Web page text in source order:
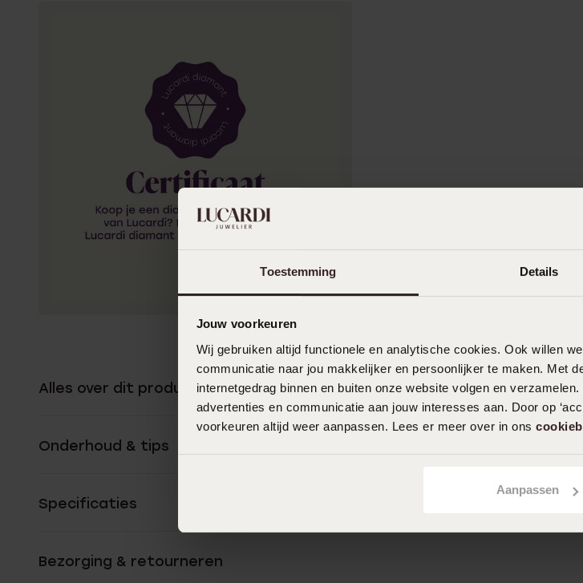
Toestemming Details
Jouw voorkeuren
Wij gebruiken altijd functionele en analytische cookies. Ook willen
communicatie naar jou makkelijker en persoonlijker te maken. Met
internetgedrag binnen en buiten onze website volgen en
advertenties en communicatie aan jouw interesses aan. Door op
voorkeuren altijd weer aanpassen. Lees er meer over in ons
Aanpassen
Alles over dit product
Onderhoud & tips
Specificaties
Bezorging & retourneren